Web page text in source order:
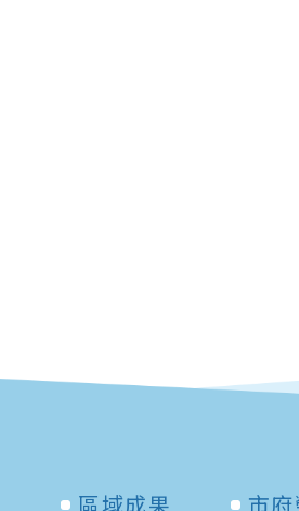
區域成果
市